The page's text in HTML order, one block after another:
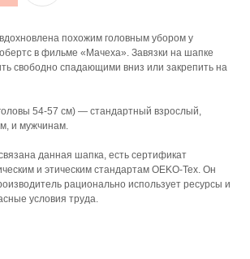
похожим головным убором у
в фильме «Мачеха». Завязки на шапке
свободно спадающими вниз или закрепить на
54-57 см) — стандартный взрослый,
и мужчинам.
данная шапка, есть сертификат
и этическим стандартам OEKO-Tex. Он
рационально использует ресурсы и
условия труда.